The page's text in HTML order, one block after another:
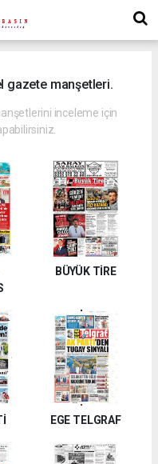
gazete manşetleri.
inceleme için
BÜYÜK TİRE
EGE TELGRAF